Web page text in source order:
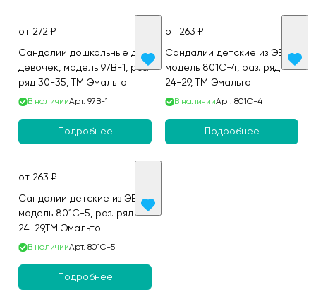
от 272 ₽
Сандалии дошкольные для
девочек, модель 97B-1, раз.
ряд 30-35, ТМ Эмальто
В наличииАрт. 97B-1
Подробнее
от 263 ₽
Сандалии детские из ЭВА,
модель 801C-4, раз. ряд
24-29, ТМ Эмальто
В наличииАрт. 801C-4
Подробнее
от 263 ₽
Сандалии детские из ЭВА,
модель 801C-5, раз. ряд
24-29,ТМ Эмальто
В наличииАрт. 801C-5
Подробнее